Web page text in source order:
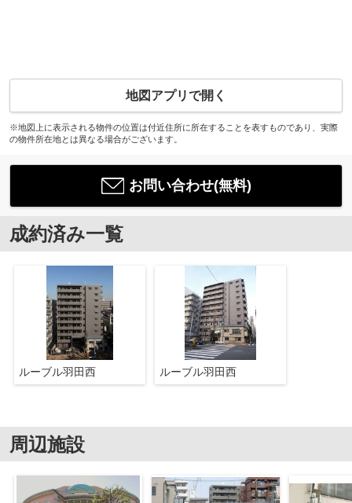
地図アプリで開く
※地図上に表示される物件の位置は付近住所に所在することを表すものであり、実際
の物件所在地とは異なる場合がございます。
お問い合わせ(無料)
成約済み一覧
ルーブル羽田西 ルーブル羽田西
周辺施設